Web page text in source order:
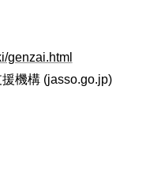
genzai.html
機構 (jasso.go.jp)